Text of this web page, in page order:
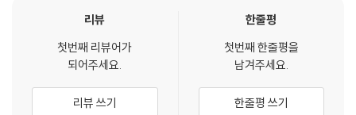
리뷰
첫번째 리뷰어가
되어주세요.
리뷰 쓰기
한줄평
첫번째 한줄평을
남겨주세요.
한줄평 쓰기